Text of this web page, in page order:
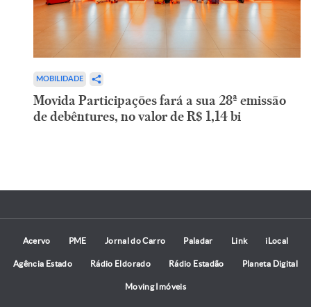
MOBILIDADE
Movida Participações fará a sua 28ª emissão
de debêntures, no valor de R$ 1,14 bi
Acervo PME Jornal do Carro Paladar Link iLocal
Agência Estado Rádio Eldorado Rádio Estadão Planeta Digital
Moving Imóveis